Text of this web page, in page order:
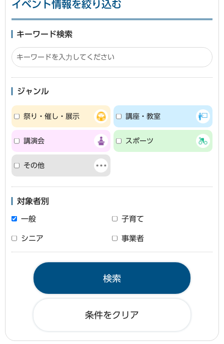
イベント情報を絞り込む
キーワード検索
ジャンル
祭り・催し・展示 講座・教室
講演会 スポーツ
その他
対象者別
一般 子育て
シニア 事業者
条件をクリア